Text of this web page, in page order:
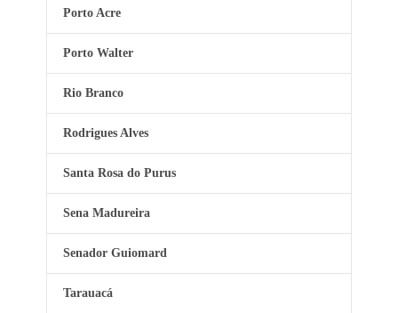
Porto Acre
Porto Walter
Rio Branco
Rodrigues Alves
Santa Rosa do Purus
Sena Madureira
Senador Guiomard
Tarauacá